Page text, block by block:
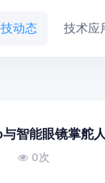
动态 技术应
智能眼镜掌舵
0次